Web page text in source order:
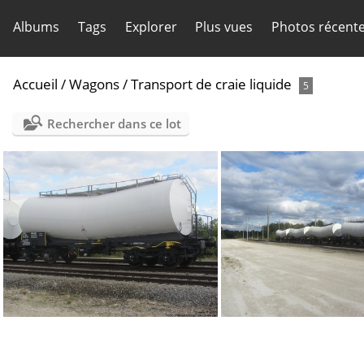
Albums Tags Explorer Plus vues Photos
Accueil /Wagons/Transport de craie liquide 5
Rechercher dans ce lot